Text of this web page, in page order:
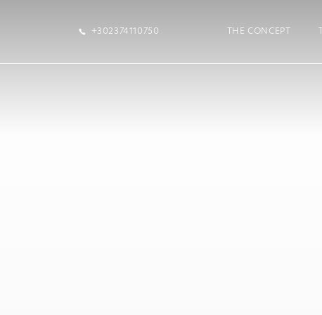
+302374110750 THE CONCEPT